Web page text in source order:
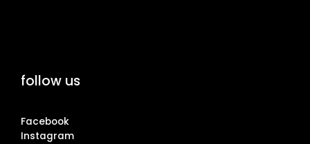
follow us
Facebook
Instagram